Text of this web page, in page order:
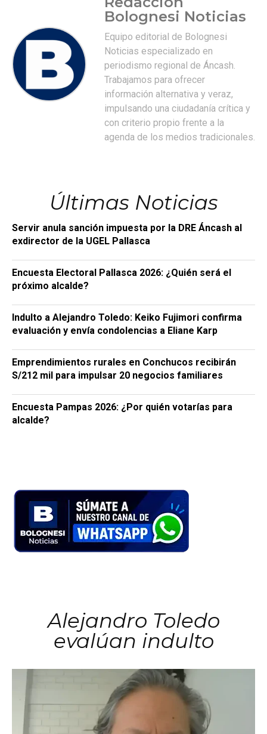
Bolognesi Noticias
Equipo editorial de Bolognesi
Noticias especializado en
periodismo regional de Áncash.
Trabajamos para ofrecer
información alternativa y veraz,
impulsando una ciudadanía crítica y
con criterio propio frente a la
agenda de los medios tradicionales.
Últimas Noticias
Servir anula sanción impuesta por la DRE Áncash al
exdirector de la UGEL Pallasca
Encuesta Electoral Pallasca 2026: ¿Quién será el
próximo alcalde?
Indulto a Alejandro Toledo: Keiko Fujimori confirma
evaluación y envía condolencias a Eliane Karp
Emprendimientos rurales en Conchucos recibirán
S/212 mil para impulsar 20 negocios familiares
Encuesta Pampas 2026: ¿Por quién votarías para
alcalde?
Alejandro Toledo
evalúan indulto